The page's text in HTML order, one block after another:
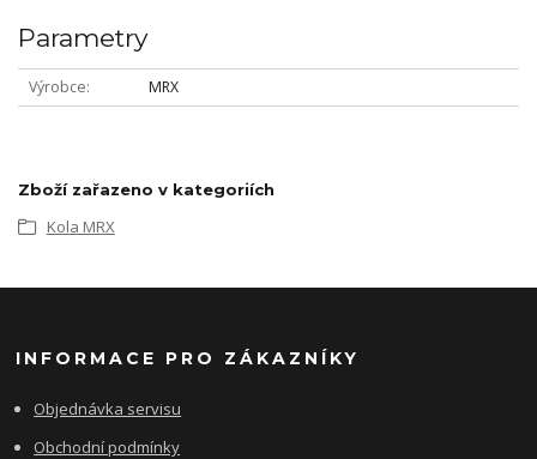
Parametry
Výrobce MRX
Zboží zařazeno v kategoriích
Kola MRX
INFORMACE PRO ZÁKAZNÍKY
Objednávka servisu
Obchodní podmínky